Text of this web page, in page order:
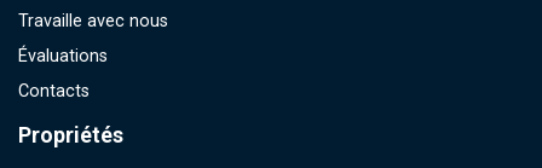
Travaille avec nous
Évaluations
Contacts
Propriétés